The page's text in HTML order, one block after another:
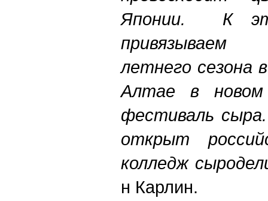
Японии. К
привязываем
летнего сезона
Алтае в
фестиваль сыра.
открыт
колледж
н Карлин.